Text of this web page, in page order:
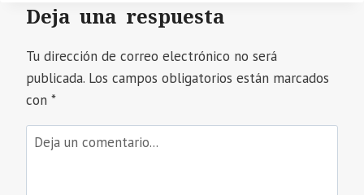
RESULTADOS
DE
EVALUACIÓN
CURRICULAR
PROCESO
CAS
Deja una respuesta
Tu dirección de correo electrónico no será
publicada. Los campos obligatorios están marcados
con *